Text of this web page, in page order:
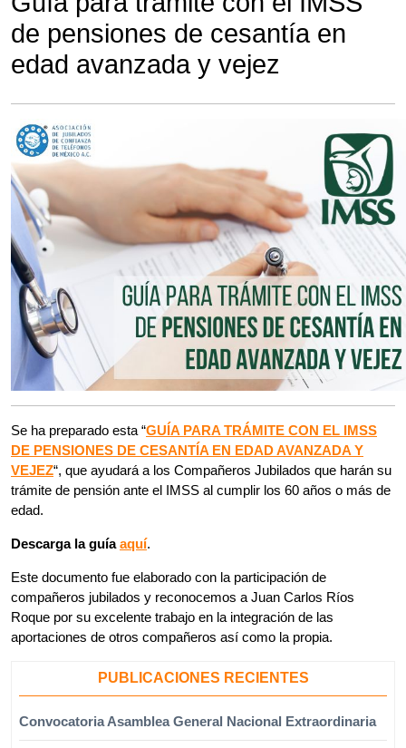
de pensiones de cesantía en
edad avanzada y vejez
Se ha preparado esta “GUÍA PARA TRÁMITE CON EL IMSS
DE PENSIONES DE CESANTÍA EN EDAD AVANZADA Y
VEJEZ“, que ayudará a los Compañeros Jubilados que harán su
trámite de pensión ante el IMSS al cumplir los 60 años o más de
edad.
Descarga la guía aquí.
Este documento fue elaborado con la participación de
compañeros jubilados y reconocemos a Juan Carlos Ríos
Roque por su excelente trabajo en la integración de las
aportaciones de otros compañeros así como la propia.
PUBLICACIONES RECIENTES
Convocatoria Asamblea General Nacional Extraordinaria